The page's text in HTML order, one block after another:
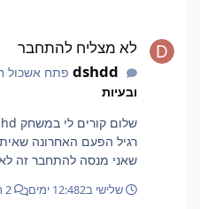
לא מצליח להתחבר
dshddפתח אשכול
ובעיות
שאני מנסה להתחבר זה לא
שלישי ב12:482 ימים